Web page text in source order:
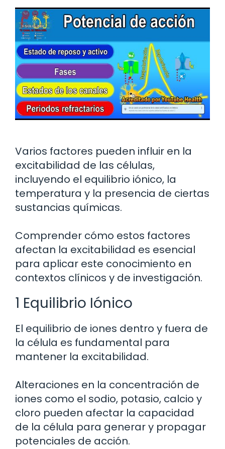
Varios factores pueden influir en la
excitabilidad de las células,
incluyendo el equilibrio iónico, la
temperatura y la presencia de ciertas
sustancias químicas.
Comprender cómo estos factores
afectan la excitabilidad es esencial
para aplicar este conocimiento en
contextos clínicos y de investigación.
1 Equilibrio Iónico
El equilibrio de iones dentro y fuera de
la célula es fundamental para
mantener la excitabilidad.
Alteraciones en la concentración de
iones como el sodio, potasio, calcio y
cloro pueden afectar la capacidad
de la célula para generar y propagar
potenciales de acción.